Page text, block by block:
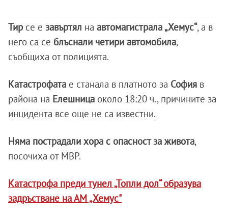
Тир се е завъртял на автомагистрала „Хемус“, а в
него са се блъснали четири автомобила,
съобщиха от полицията.
Катастрофата е станала в платното за София в
района на Елешница около 18:20 ч., причините за
инцидента все още не са известни.
Няма пострадали хора с опасност за живота,
посочиха от МВР.
Катастрофа преди тунел „Топли дол“ образува
задръстване на АМ „Хемус"